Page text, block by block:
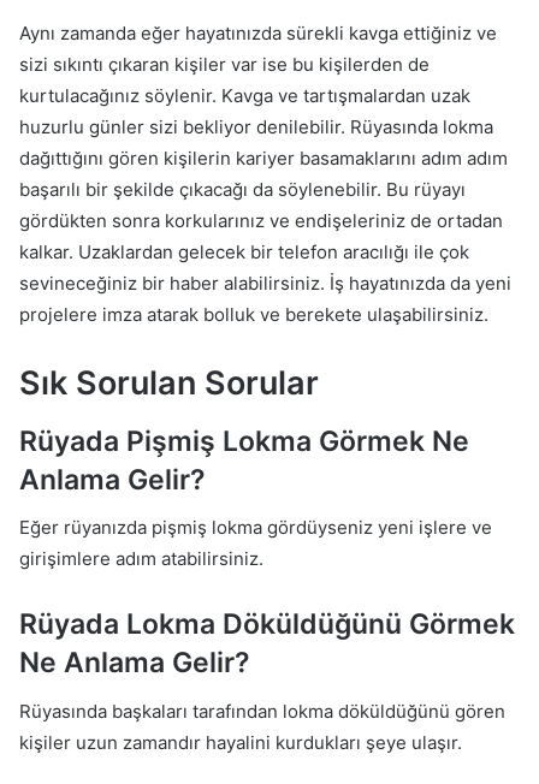
Aynı zamanda eğer hayatınızda sürekli kavga ettiğiniz ve
sizi sıkıntı çıkaran kişiler var ise bu kişilerden de
kurtulacağınız söylenir. Kavga ve tartışmalardan uzak
huzurlu günler sizi bekliyor denilebilir. Rüyasında lokma
dağıttığını gören kişilerin kariyer basamaklarını adım adım
başarılı bir şekilde çıkacağı da söylenebilir. Bu rüyayı
gördükten sonra korkularınız ve endişeleriniz de ortadan
kalkar. Uzaklardan gelecek bir telefon aracılığı ile çok
sevineceğiniz bir haber alabilirsiniz. İş hayatınızda da yeni
projelere imza atarak bolluk ve berekete ulaşabilirsiniz.
Sık Sorulan Sorular
Rüyada Pişmiş Lokma Görmek Ne
Anlama Gelir?
Eğer rüyanızda pişmiş lokma gördüyseniz yeni işlere ve
girişimlere adım atabilirsiniz.
Rüyada Lokma Döküldüğünü Görmek
Ne Anlama Gelir?
Rüyasında başkaları tarafından lokma döküldüğünü gören
kişiler uzun zamandır hayalini kurdukları şeye ulaşır.